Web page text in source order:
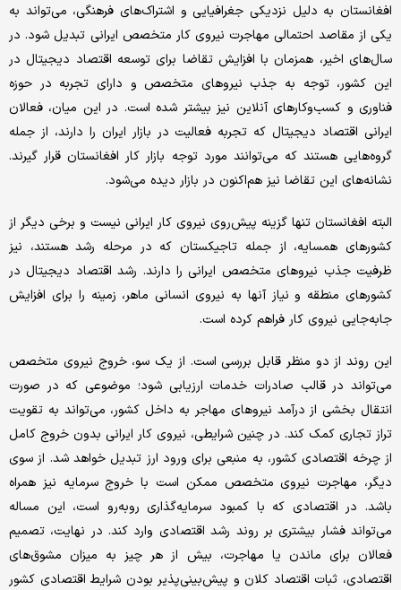
افغانستان به دلیل نزدیکی جغرافیایی و اشتراک‌های فرهنگی، می‌تواند به
یکی از مقاصد احتمالی مهاجرت نیروی کار متخصص ایرانی تبدیل شود. در
سال‌های اخیر، همزمان با افزایش تقاضا برای توسعه اقتصاد دیجیتال در
این کشور، توجه به جذب نیروهای متخصص و دارای تجربه در حوزه
فناوری و کسب‌وکارهای آنلاین نیز بیشتر شده است. در این میان، فعالان
ایرانی اقتصاد دیجیتال که تجربه فعالیت در بازار ایران را دارند، از جمله
گروه‌هایی هستند که می‌توانند مورد توجه بازار کار افغانستان قرار گیرند.
نشانه‌های این تقاضا نیز هم‌اکنون در بازار دیده می‌شود.
البته افغانستان تنها گزینه پیش‌روی نیروی کار ایرانی نیست و برخی دیگر از
کشورهای همسایه، از جمله تاجیکستان که در مرحله رشد هستند، نیز
ظرفیت جذب نیروهای متخصص ایرانی را دارند. رشد اقتصاد دیجیتال در
کشورهای منطقه و نیاز آنها به نیروی انسانی ماهر، زمینه را برای افزایش
جابه‌جایی نیروی کار فراهم کرده است.
این روند از دو منظر قابل بررسی است. از یک سو، خروج نیروی متخصص
می‌تواند در قالب صادرات خدمات ارزیابی شود؛ موضوعی که در صورت
انتقال بخشی از درآمد نیروهای مهاجر به داخل کشور، می‌تواند به تقویت
تراز تجاری کمک کند. در چنین شرایطی، نیروی کار ایرانی بدون خروج کامل
از چرخه اقتصادی کشور، به منبعی برای ورود ارز تبدیل خواهد شد. از سوی
دیگر، مهاجرت نیروی متخصص ممکن است با خروج سرمایه نیز همراه
باشد. در اقتصادی که با کمبود سرمایه‌گذاری روبه‌رو است، این مساله
می‌تواند فشار بیشتری بر روند رشد اقتصادی وارد کند. در نهایت، تصمیم
فعالان برای ماندن یا مهاجرت، بیش از هر چیز به میزان مشوق‌های
اقتصادی، ثبات اقتصاد کلان و پیش‌بینی‌پذیر بودن شرایط اقتصادی کشور